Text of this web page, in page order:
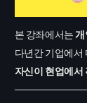
본 강좌에서는 개
다년간 기업에서
자신이 현업에서